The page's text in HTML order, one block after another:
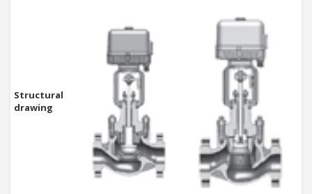
Structural
drawing